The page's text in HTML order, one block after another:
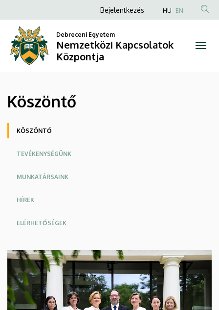
Nemzetközi
Kapcsolatok
Központja
a
tartalomra
Anonim
fiók
menüje
Bejelentkezés HU EN
Debreceni Egyetem
Nemzetközi Kapcsolatok
Központja
Köszöntő
Oldalmenü
KÖSZÖNTŐ
TEVÉKENYSÉGÜNK
MUNKATÁRSAINK
HÍREK
ELÉRHETŐSÉGEK